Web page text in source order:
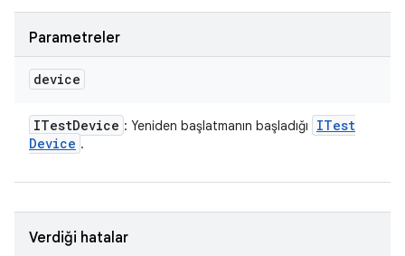
Parametreler
device
ITestDevice : Yeniden başlatmanın başladığı
ITest
Device .
Verdiği hatalar